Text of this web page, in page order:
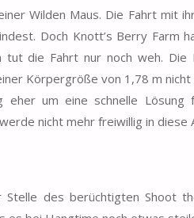
Wilden Maus. Die Fahrt mit
Doch Knott’s Berry Farm
tut die Fahrt nur noch weh.
Körpergröße von 1,78 m
um eine schnelle Lösung
nicht mehr freiwillig in diese
des berüchtigten Shoot